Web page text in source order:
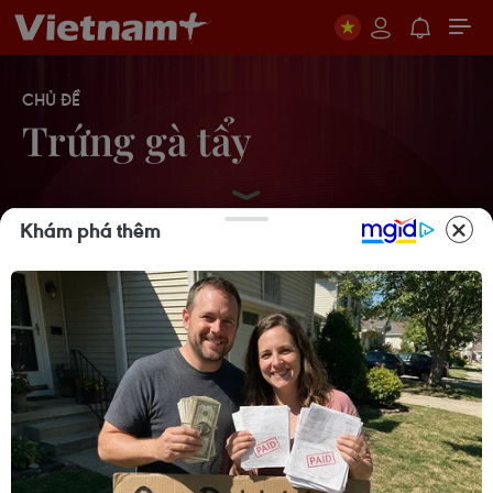
CHỦ ĐỀ
Trứng gà tẩy
Không có trứng Trung Quốc "đội lốt"
trứng gà ta
22/10/2009 02:33
Nhập nhằng, hoa mắt với muôn loại
trứng gà
Khám phá thêm